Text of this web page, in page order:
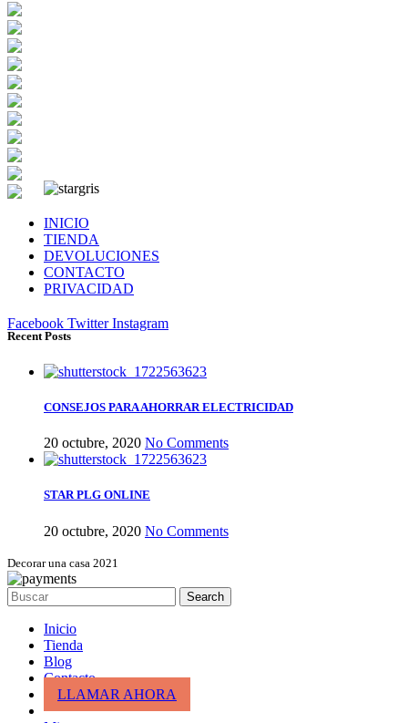
INICIO
TIENDA
DEVOLUCIONES
CONTACTO
PRIVACIDAD
Facebook Twitter Instagram
Recent Posts
CONSEJOS PARA AHORRAR ELECTRICIDAD
20 octubre, 2020 No Comments
STAR PLG ONLINE
20 octubre, 2020 No Comments
Decorar una casa 2021
Search
Inicio
Tienda
Blog
Contacto
LLAMAR AHORA